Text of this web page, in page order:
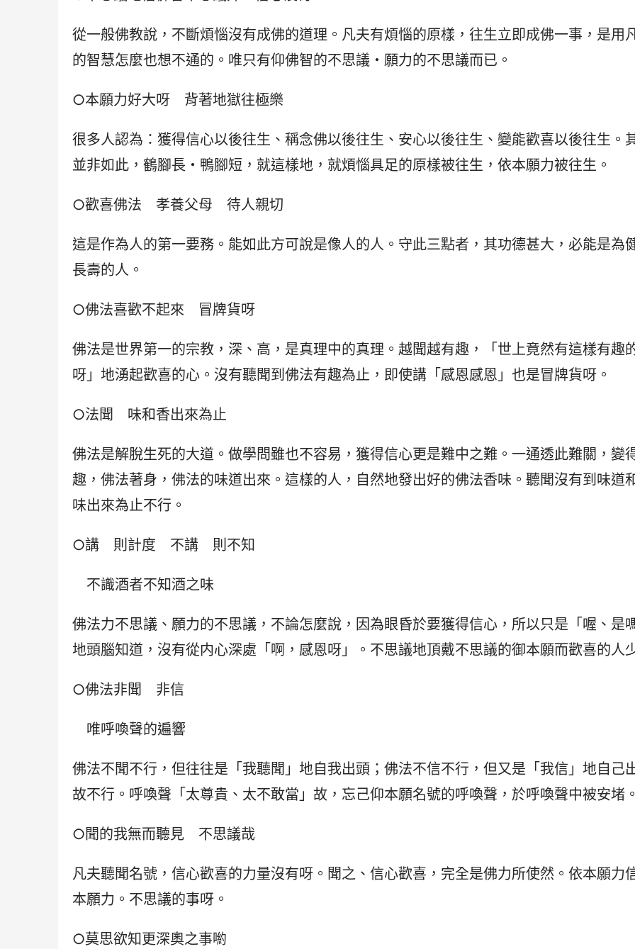
從一般佛教說，不斷煩惱沒有成佛的道理。凡夫有煩惱的原樣，往生立即成佛一事，是用
的智慧怎麼也想不通的。唯只有仰佛智的不思議・願力的不思議而已。
○本願力好大呀　背著地獄往極樂
很多人認為：獲得信心以後往生、稱念佛以後往生、安心以後往生、變能歡喜以後往生。
並非如此，鶴腳長・鴨腳短，就這樣地，就煩惱具足的原樣被往生，依本願力被往生。
○歡喜佛法　孝養父母　待人親切
這是作為人的第一要務。能如此方可說是像人的人。守此三點者，其功德甚大，必能是為
長壽的人。
○佛法喜歡不起來　冒牌貨呀
佛法是世界第一的宗教，深、高，是真理中的真理。越聞越有趣，「世上竟然有這樣有趣
呀」地湧起歡喜的心。沒有聽聞到佛法有趣為止，即使講「感恩感恩」也是冒牌貨呀。
○法聞　味和香出來為止
佛法是解脫生死的大道。做學問雖也不容易，獲得信心更是難中之難。一通透此難關，變
趣，佛法著身，佛法的味道出來。這樣的人，自然地發出好的佛法香味。聽聞沒有到味道
味出來為止不行。
○講　則計度　不講　則不知
不識酒者不知酒之味
佛法力不思議、願力的不思議，不論怎麼說，因為眼昏於要獲得信心，所以只是「喔、是嗎
地頭腦知道，沒有從内心深處「啊，感恩呀」。不思議地頂戴不思議的御本願而歡喜的人
○佛法非聞　非信
唯呼喚聲的遍響
佛法不聞不行，但往往是「我聽聞」地自我出頭；佛法不信不行，但又是「我信」地自己
故不行。呼喚聲「太尊貴、太不敢當」故，忘己仰本願名號的呼喚聲，於呼喚聲中被安堵。
○聞的我無而聽見　不思議哉
凡夫聽聞名號，信心歡喜的力量沒有呀。聞之、信心歡喜，完全是佛力所使然。依本願力
本願力。不思議的事呀。
○莫思欲知更深奧之事喲